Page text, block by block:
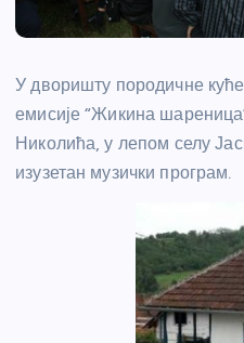
У дворишту породичне
емисије “Жикина
Николића, у лепом селу
изузетан музички програм.